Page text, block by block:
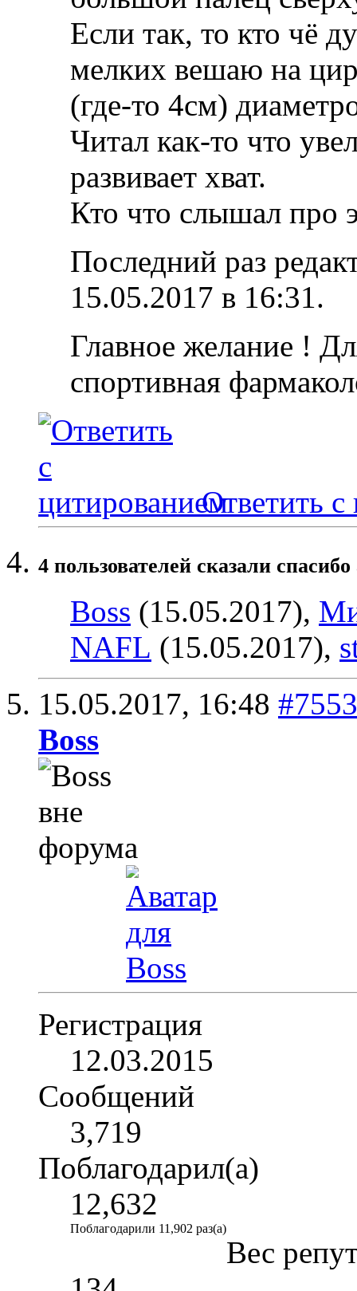
Если так, то кто чё
мелких вешаю на
(где-то 4см)
Читал как-то что
развивает хват.
Кто что слышал про
Последний раз
15.05.2017 в 16:31.
Главное желание !
спортивная
Ответить с
4 пользователей сказали
Boss (15.05.2017),
NAFL (15.05.2017),
15.05.2017, 16:48 #7553
Boss
Регистрация
12.03.2015
Сообщений
3,719
Поблагодарил(а)
12,632
Поблагодарили 11,902 раз(а)
Вес